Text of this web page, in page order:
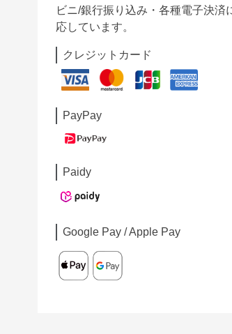
ビニ/銀行振り込み・各種電子決済
応しています。
クレジットカード
PayPay
Paidy
Google Pay / Apple Pay